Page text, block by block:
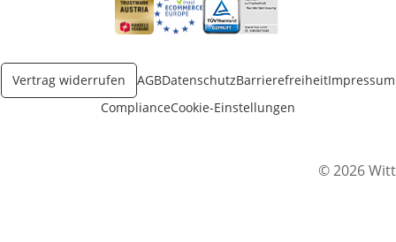
Öffnet in neuem Fenster
Öffnet in neuem Fenster
Öffnet in neuem Fenster
Vertrag widerrufen AGBDatenschutzBarrierefreiheitImpressum
ComplianceCookie-Einstellungen
© 2026 Witt